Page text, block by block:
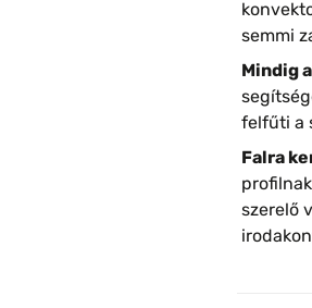
semmi
Mindig
felfűti a
Falra
szerelő